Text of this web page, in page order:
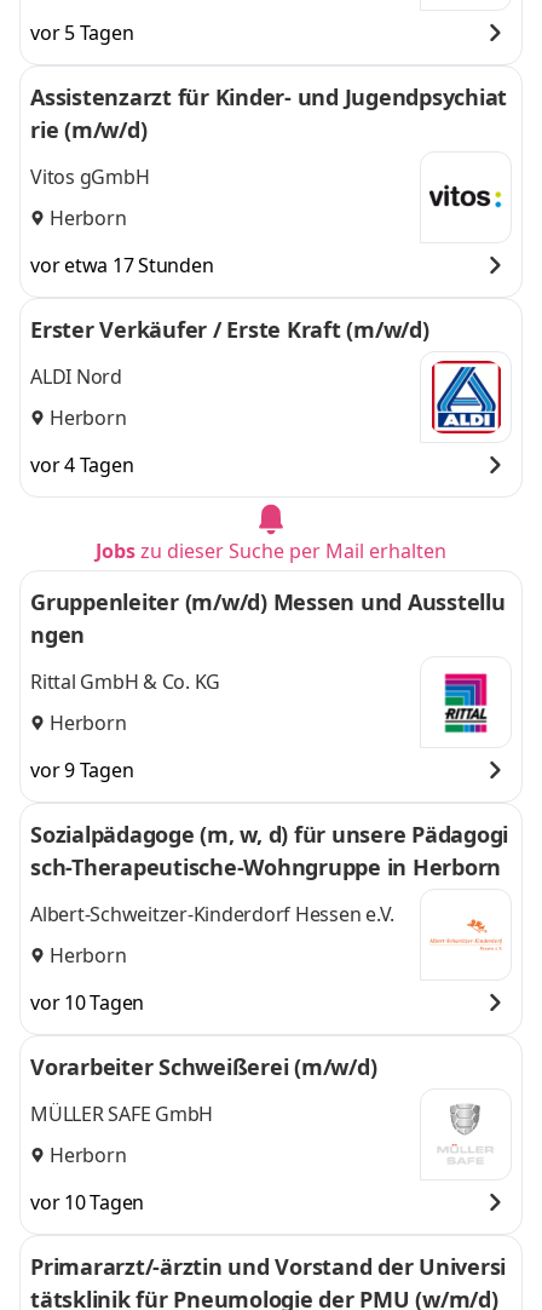
vor 5 Tagen
Assistenzarzt für Kinder- und Jugendpsychiat
rie (m/w/d)
Vitos gGmbH
Herborn
vor etwa 17 Stunden
Erster Verkäufer / Erste Kraft (m/w/d)
ALDI Nord
Herborn
vor 4 Tagen
Jobszu dieser Suche per Mail erhalten
Gruppenleiter (m/w/d) Messen und Ausstellu
ngen
Rittal GmbH & Co. KG
Herborn
vor 9 Tagen
Sozialpädagoge (m, w, d) für unsere Pädagogi
sch-Therapeutische-Wohngruppe in Herborn
Albert-Schweitzer-Kinderdorf Hessen e.V.
Herborn
vor 10 Tagen
Vorarbeiter Schweißerei (m/w/d)
MÜLLER SAFE GmbH
Herborn
vor 10 Tagen
Primararzt/-ärztin und Vorstand der Universi
tätsklinik für Pneumologie der PMU (w/m/d)